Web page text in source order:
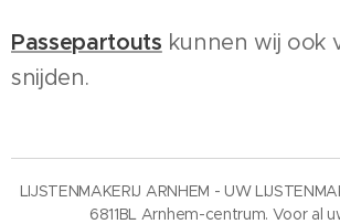
Passepartouts kunnen wij ook
snijden.
LIJSTENMAKERIJ ARNHEM - UW
6811BL Arnhem-centrum. Voor al